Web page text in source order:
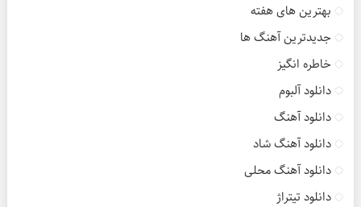
بهترین های هفته
جدیدترین آهنگ ها
خاطره انگیز
دانلود آلبوم
دانلود آهنگ
دانلود آهنگ شاد
دانلود آهنگ محلی
دانلود تیتراژ